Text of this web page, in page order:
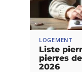
LOGEMENT
Liste
pierres
2026